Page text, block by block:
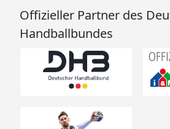
Offizieller Partner des
Handballbundes